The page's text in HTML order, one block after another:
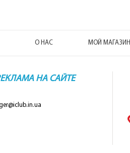
О НАС МОЙ МАГАЗИН
НА САЙТЕ